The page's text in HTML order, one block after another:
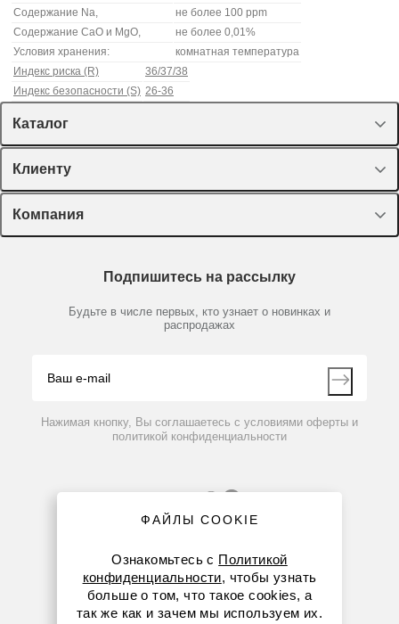
Содержание Na,
не более 100 ppm
Содержание CaO и MgO,
не более 0,01%
Условия хранения:
комнатная температура
Индекс риска (R)
36/37/38
Индекс безопасности (S) 26-36
Каталог
Спецпредложения
Оборудование, приборы
Пластик, стекло, принадлежности
Химические реактивы, препараты, наборы
Производители
Клиенту
Лекторий Диаэм
Доставка и оплата
Мобильное приложение
Компания
Партнеры
Контакты
Подпишитесь на рассылку
Будьте в числе первых, кто узнает о новинках и
распродажах
Нажимая кнопку, Вы соглашаетесь с условиями оферты и
политикой конфиденциальности
8 (800) 234-05-08
ФАЙЛЫ COOKIE
Ознакомьтесь с Политикой
конфиденциальности, чтобы узнать
больше о том, что такое cookies, а
так же как и зачем мы используем их.